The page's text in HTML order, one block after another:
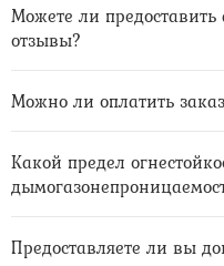
Можете ли
отзывы?
Можно ли оплатить
Какой предел
Предоставляете ли вы